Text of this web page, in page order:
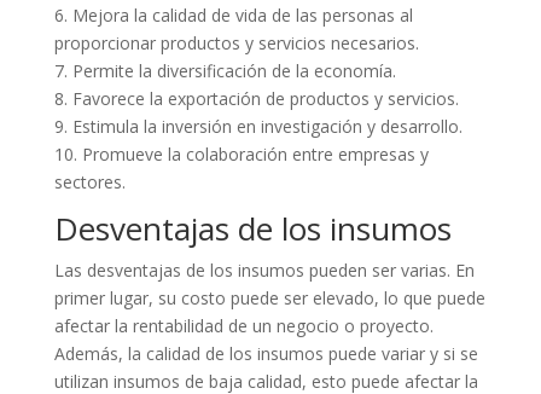
6. Mejora la calidad de vida de las personas al
proporcionar productos y servicios necesarios.
7. Permite la diversificación de la economía.
8. Favorece la exportación de productos y servicios.
9. Estimula la inversión en investigación y desarrollo.
10. Promueve la colaboración entre empresas y
sectores.
Desventajas de los insumos
Las desventajas de los insumos pueden ser varias. En
primer lugar, su costo puede ser elevado, lo que puede
afectar la rentabilidad de un negocio o proyecto.
Además, la calidad de los insumos puede variar y si se
utilizan insumos de baja calidad, esto puede afectar la